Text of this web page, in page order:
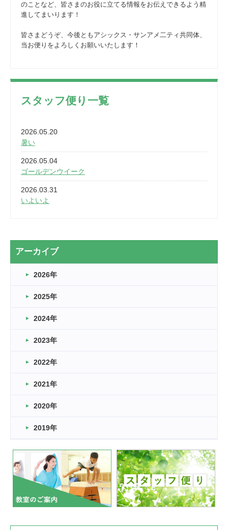
のことなど、皆さまのお役に立てる情報をお伝えできるよう精
進してまいります！
皆さまどうぞ、今後ともアシックス・サンアメ二ティ共同体、
当お便りをよろしくお願いいたします！
スタッフ便り一覧
2026.05.20
暑い
2026.05.04
ゴールデンウイーク
2026.03.31
いよいよ
2026.03.20
なぎなた
2026.03.16
車いすバスケとRくんのお話
卒業・卒園の季節★
2026.03.11
緑ケ丘体育館
2022.11.03
緑ケ丘体育館
いたっぼーる大会☆彡
緑ケ丘体育館
2022.07.03
市内総合体育大会が開始
緑ケ丘体育館 猪名川運動広場
古池運動広場
アーカイブ
2026年
2025年
2024年
2023年
2022年
2021年
2020年
2019年